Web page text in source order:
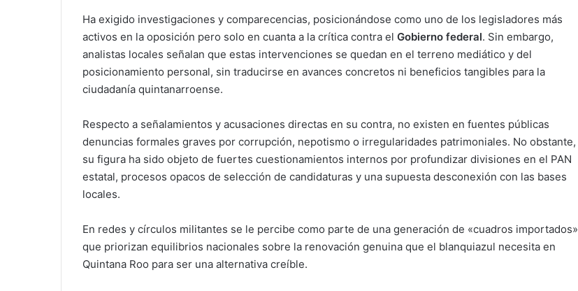
Ha exigido investigaciones y comparecencias, posicionándose como uno de los legisladores más
activos en la oposición pero solo en cuanta a la crítica contra el Gobierno federal. Sin embargo,
analistas locales señalan que estas intervenciones se quedan en el terreno mediático y del
posicionamiento personal, sin traducirse en avances concretos ni beneficios tangibles para la
ciudadanía quintanarroense.
Respecto a señalamientos y acusaciones directas en su contra, no existen en fuentes públicas
denuncias formales graves por corrupción, nepotismo o irregularidades patrimoniales. No obstante,
su figura ha sido objeto de fuertes cuestionamientos internos por profundizar divisiones en el PAN
estatal, procesos opacos de selección de candidaturas y una supuesta desconexión con las bases
locales.
En redes y círculos militantes se le percibe como parte de una generación de «cuadros importados»
que priorizan equilibrios nacionales sobre la renovación genuina que el blanquiazul necesita en
Quintana Roo para ser una alternativa creíble.